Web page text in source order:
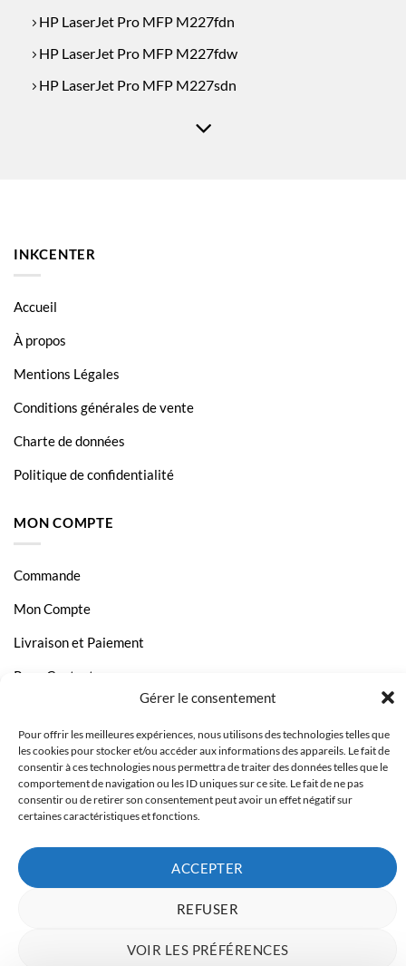
Gérer le consentement
Pour offrir les meilleures expériences, nous utilisons des technologies telles que
les cookies pour stocker et/ou accéder aux informations des appareils. Le fait de
consentir à ces technologies nous permettra de traiter des données telles que le
comportement de navigation ou les ID uniques sur ce site. Le fait de ne pas
consentir ou de retirer son consentement peut avoir un effet négatif sur
certaines caractéristiques et fonctions.
ACCEPTER
REFUSER
VOIR LES PRÉFÉRENCES
HP LaserJet Pro MFP M227fdn
HP LaserJet Pro MFP M227fdw
HP LaserJet Pro MFP M227sdn
INKCENTER
Accueil
À propos
Mentions Légales
Conditions générales de vente
Charte de données
Politique de confidentialité
MON COMPTE
Commande
Mon Compte
Livraison et Paiement
Page Contact